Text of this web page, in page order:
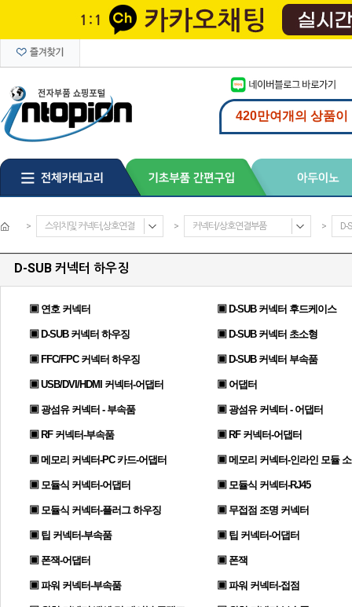
> 스위치및 커넥터,상호연결 > 커넥터/상호연결부품 > D-
D-SUB 커넥터 하우징
▣ 연호 커넥터 ▣ D-SUB 커넥터 후드케이스
▣ D-SUB 커넥터 하우징 ▣ D-SUB 커넥터 초소형
▣ FFC/FPC 커넥터 하우징 ▣ D-SUB 커넥터 부속품
▣ USB/DVI/HDMI 커넥터-어댑터 ▣ 어댑터
▣ 광섬유 커넥터 - 부속품 ▣ 광섬유 커넥터 - 어댑터
▣ RF 커넥터-부속품 ▣ RF 커넥터-어댑터
▣ 메모리 커넥터-PC 카드-어댑터 ▣ 메모리 커넥터-인라인 모듈
▣ 모듈식 커넥터-어댑터 ▣ 모듈식 커넥터-RJ45
▣ 모듈식 커넥터-플러그 하우징 ▣ 무접점 조명 커넥터
▣ 팁 커넥터-부속품 ▣ 팁 커넥터-어댑터
▣ 폰잭-어댑터 ▣ 폰잭
▣ 파워 커넥터-부속품 ▣ 파워 커넥터-접점